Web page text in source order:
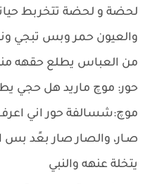
لحضة و لحضة تتخربط
والعيون حمر وبس تبجي
من العباس يطلع حقهه
حور: موچ ماريد هل حجي
موچ:شسالفة حور اني
صـار، والصار صار بعًد
يتخلة عنهه والنبي